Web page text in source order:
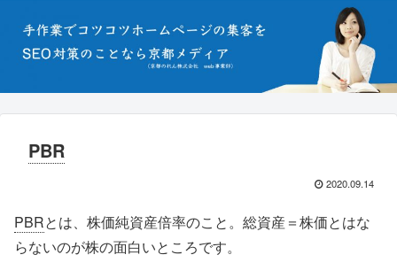
PBR
2020.09.14
PBRとは、株価純資産倍率のこと。総資産＝株価とはな
らないのが株の面白いところです。